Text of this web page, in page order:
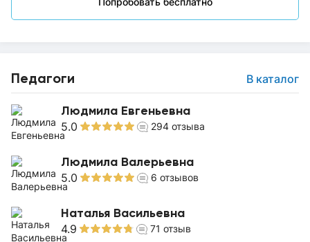
Педагоги В каталог
Людмила Евгеньевна
5.0 294 отзыва
Людмила Валерьевна
5.0 6 отзывов
Наталья Васильевна
4.9 71 отзыв